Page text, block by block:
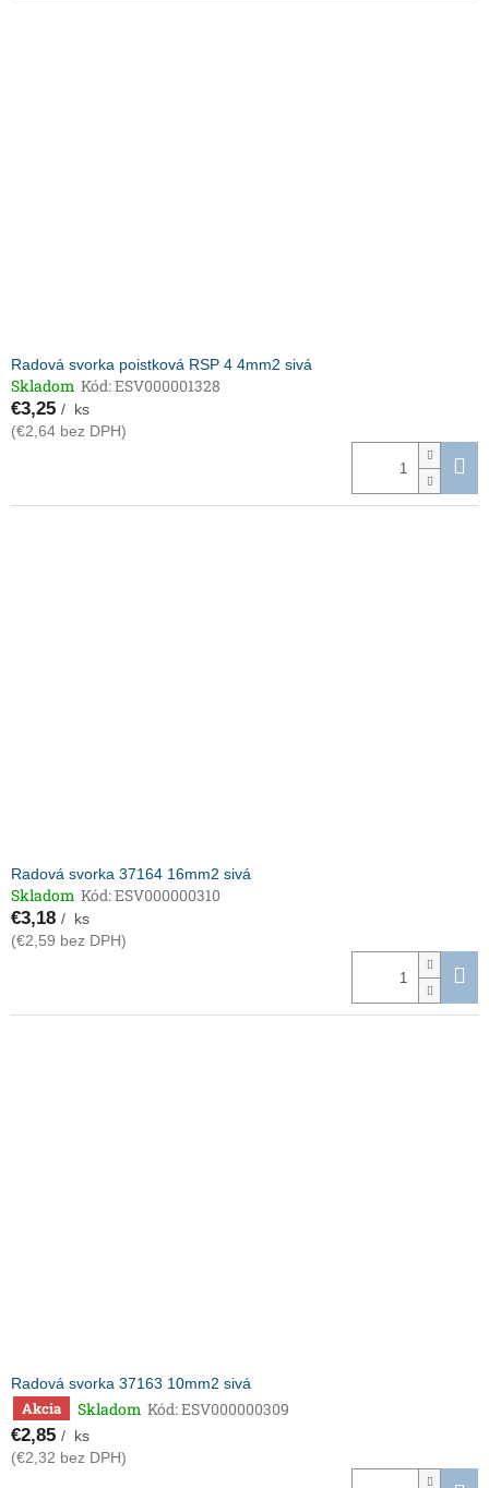
Radová svorka poistková RSP 4 4mm2 sivá
Skladom Kód:ESV000001328
€3,25 / ks
(€2,64 bez DPH)
Radová svorka 37164 16mm2 sivá
Skladom Kód:ESV000000310
€3,18 / ks
(€2,59 bez DPH)
Radová svorka 37163 10mm2 sivá
Akcia Skladom Kód:ESV000000309
€2,85 / ks
(€2,32 bez DPH)